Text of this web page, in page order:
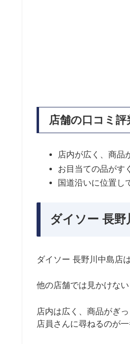
店舗の口コミ評
店内が広く、商品
お目当ての品がす
国道沿いに位置し
ダイソー 長野
ダイソー 長野川中島店
他の店舗では見かけな
店内は広く、商品がぎ
店員さんに尋ねるのが